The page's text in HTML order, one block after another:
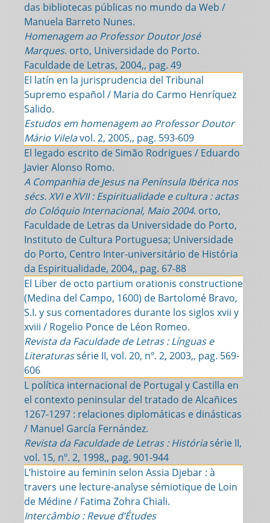
das bibliotecas públicas no mundo da Web /
Manuela Barreto Nunes.
Homenagem ao Professor Doutor José
Marques. orto, Universidade do Porto.
Faculdade de Letras, 2004,, pag. 49
El latín en la jurisprudencia del Tribunal
Supremo español / Maria do Carmo Henríquez
Salido.
Estudos em homenagem ao Professor Doutor
Mário Vilelavol. 2, 2005,, pag. 593-609
El legado escrito de Simão Rodrigues / Eduardo
Javier Alonso Romo.
A Companhia de Jesus na Península Ibérica nos
sécs. XVI e XVII : Espiritualidade e cultura : actas
do Colóquio Internacional, Maio 2004. orto,
Faculdade de Letras da Universidade do Porto,
Instituto de Cultura Portuguesa; Universidade
do Porto, Centro Inter-universitário de História
da Espiritualidade, 2004,, pag. 67-88
El Liber de octo partium orationis constructione
(Medina del Campo, 1600) de Bartolomé Bravo,
S.I. y sus comentadores durante los siglos xvii y
xviii / Rogelio Ponce de Léon Romeo.
Revista da Faculdade de Letras : Línguas e
Literaturassérie II, vol. 20, nº. 2, 2003,, pag. 569-
606
L política internacional de Portugal y Castilla en
el contexto peninsular del tratado de Alcañices
1267-1297 : relaciones diplomáticas e dinásticas
/ Manuel García Fernández.
Revista da Faculdade de Letras : Históriasérie II,
vol. 15, nº. 2, 1998,, pag. 901-944
L’histoire au feminin selon Assia Djebar : à
travers une lecture-analyse sémiotique de Loin
de Médine / Fatima Zohra Chiali.
Intercâmbio : Revue d’Études